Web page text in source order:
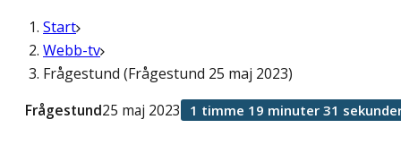
Start
Webb-tv
Frågestund (Frågestund 25 maj 2023)
Frågestund25 maj 2023 1 timme 19 minuter 31